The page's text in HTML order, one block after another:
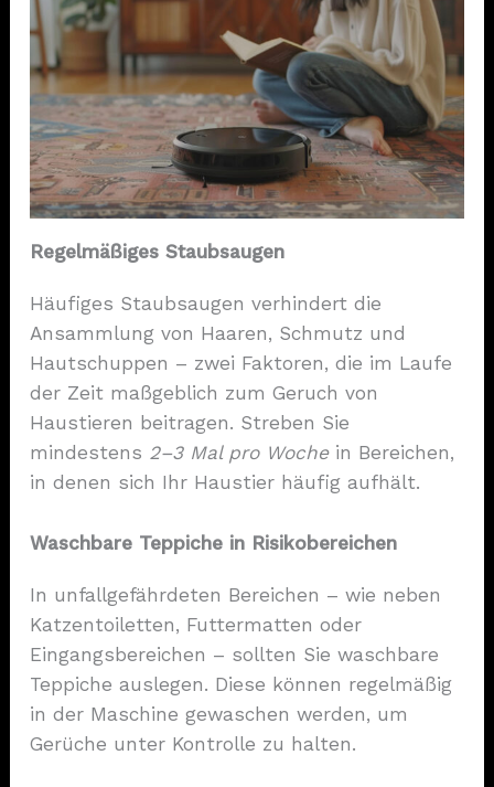
Regelmäßiges Staubsaugen
Häufiges Staubsaugen verhindert die
Ansammlung von Haaren, Schmutz und
Hautschuppen – zwei Faktoren, die im Laufe
der Zeit maßgeblich zum Geruch von
Haustieren beitragen. Streben Sie
mindestens 2–3 Mal pro Wochein Bereichen,
in denen sich Ihr Haustier häufig aufhält.
Waschbare Teppiche in Risikobereichen
In unfallgefährdeten Bereichen – wie neben
Katzentoiletten, Futtermatten oder
Eingangsbereichen – sollten Sie waschbare
Teppiche auslegen. Diese können regelmäßig
in der Maschine gewaschen werden, um
Gerüche unter Kontrolle zu halten.